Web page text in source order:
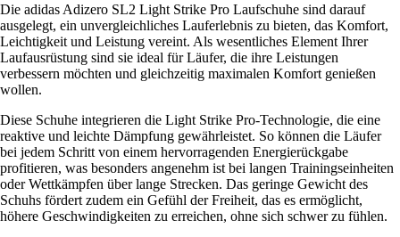
Die adidas Adizero SL2 Light Strike Pro Laufschuhe sind darauf
ausgelegt, ein unvergleichliches Lauferlebnis zu bieten, das Komfort,
Leichtigkeit und Leistung vereint. Als wesentliches Element Ihrer
Laufausrüstung sind sie ideal für Läufer, die ihre Leistungen
verbessern möchten und gleichzeitig maximalen Komfort genießen
wollen.
Diese Schuhe integrieren die Light Strike Pro-Technologie, die eine
reaktive und leichte Dämpfung gewährleistet. So können die Läufer
bei jedem Schritt von einem hervorragenden Energierückgabe
profitieren, was besonders angenehm ist bei langen Trainingseinheiten
oder Wettkämpfen über lange Strecken. Das geringe Gewicht des
Schuhs fördert zudem ein Gefühl der Freiheit, das es ermöglicht,
höhere Geschwindigkeiten zu erreichen, ohne sich schwer zu fühlen.